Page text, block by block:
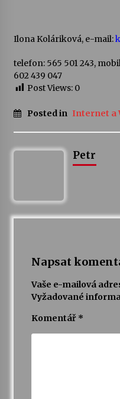
Ilona Koláriková, e-mail:
telefon: 565 501 243,
602 439 047
Post Views: 0
Posted in Internet a
Petr
Napsat
Vaše e-mailová
Vyžadované
Komentář *